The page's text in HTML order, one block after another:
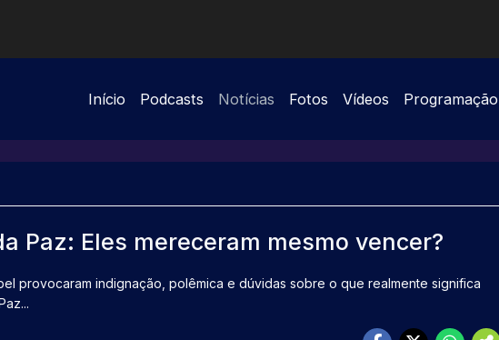
Início Podcasts Notícias Fotos Vídeos Programação
Paz: Eles mereceram mesmo vencer?
provocaram indignação, polêmica e dúvidas sobre o que realmente significa